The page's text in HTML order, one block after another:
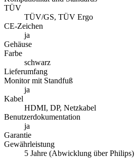
TÜV
TÜV/GS, TÜV Ergo
CE-Zeichen
ja
Gehäuse
Farbe
schwarz
Lieferumfang
Monitor mit Standfuß
ja
Kabel
HDMI, DP, Netzkabel
Benutzerdokumentation
ja
Garantie
Gewährleistung
5 Jahre (Abwicklung über Philips)